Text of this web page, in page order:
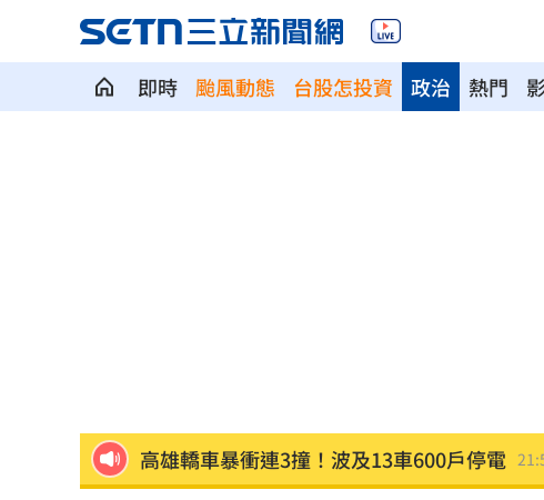
即時 颱風動態 台股怎投資 熱門
政治
陳晨威失誤釀失分 教頭透露其實抱病上場